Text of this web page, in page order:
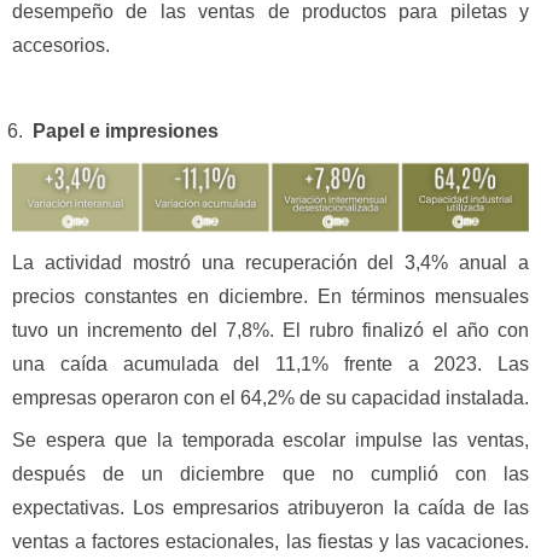
desempeño de las ventas de productos para piletas y
accesorios.
Papel e impresiones
La actividad mostró una recuperación del 3,4% anual a
precios constantes en diciembre. En términos mensuales
tuvo un incremento del 7,8%. El rubro finalizó el año con
una caída acumulada del 11,1% frente a 2023. Las
empresas operaron con el 64,2% de su capacidad instalada.
Se espera que la temporada escolar impulse las ventas,
después de un diciembre que no cumplió con las
expectativas. Los empresarios atribuyeron la caída de las
ventas a factores estacionales, las fiestas y las vacaciones.